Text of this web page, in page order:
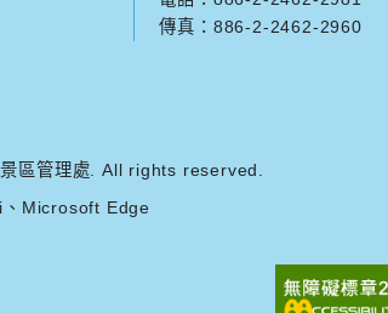
傳真：886-2-2462-2960
區管理處. All rights reserved.
Microsoft Edge